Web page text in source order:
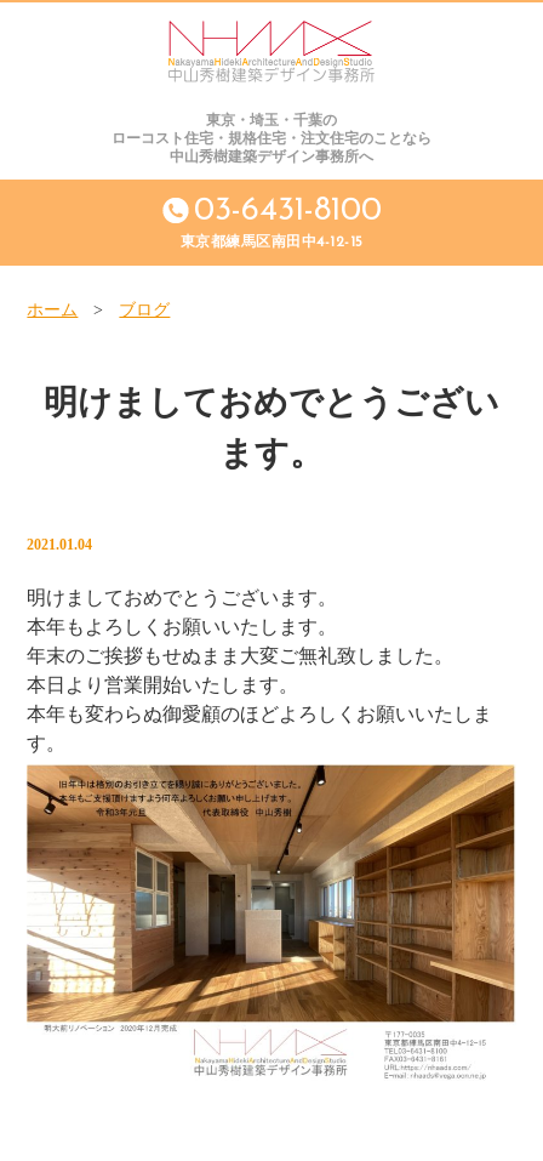
東京・埼玉・千葉の
ローコスト住宅・規格住宅・注文住宅のことなら
中山秀樹建築デザイン事務所へ
03-6431-8100
東京都練馬区南田中4-12-15
ホーム > ブログ
明けましておめでとうござい
ます。
2021.01.04
明けましておめでとうございます。
本年もよろしくお願いいたします。
年末のご挨拶もせぬまま大変ご無礼致しました。
本日より営業開始いたします。
本年も変わらぬ御愛顧のほどよろしくお願いいたしま
す。